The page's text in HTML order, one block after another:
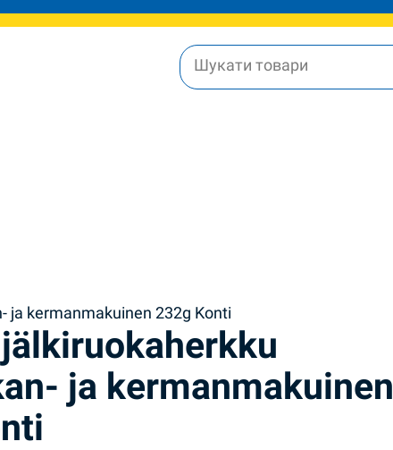
ja kermanmakuinen 232g Konti
ja kermanmakuinen